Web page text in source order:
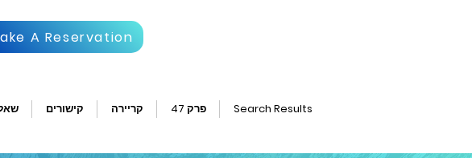
A Reservation
קישורים קריירה פרק 47 Search Results